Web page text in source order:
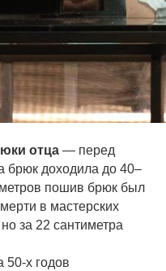
отца — перед
доходила до 40–
пошив брюк был
в мастерских
за 22 сантиметра
50-х годов